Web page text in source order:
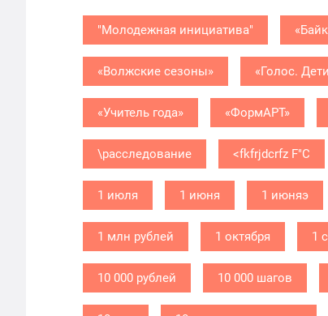
"Молодежная инициатива"
«Волжские сезоны» «Голос.
«Учитель года» «ФормАРТ»
\расследование <fkfrjdcrfz F"C
1 июля 1 июня 1 июняэ
1 млн рублей 1 октября 1
10 000 рублей 10 000 шагов